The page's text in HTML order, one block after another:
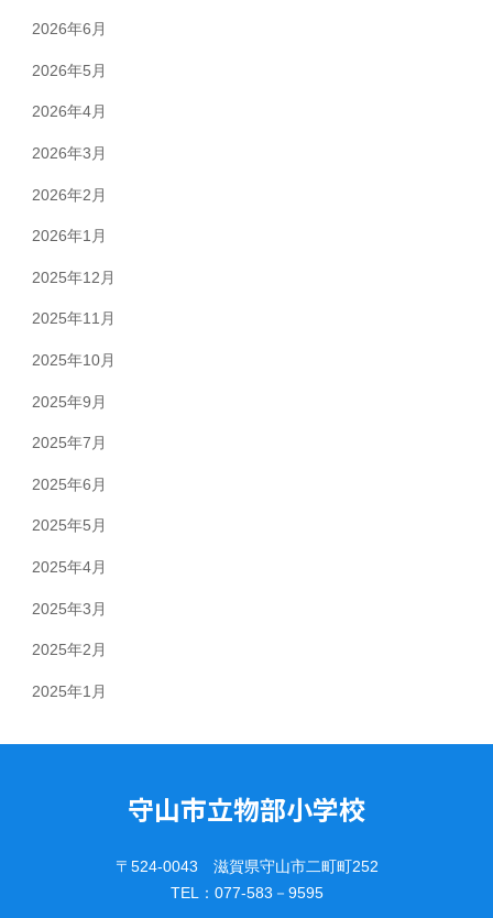
2026年6月
2026年5月
2026年4月
2026年3月
2026年2月
2026年1月
2025年12月
2025年11月
2025年10月
2025年9月
2025年7月
2025年6月
2025年5月
2025年4月
2025年3月
2025年2月
2025年1月
守山市立物部小学校
〒524-0043 滋賀県守山市二町町252
TEL：077-583－9595